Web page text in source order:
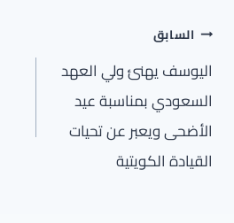
تصفّح
المقالات
السابق
اليوسف يهنئ ولي العهد
السعودي بمناسبة عيد
الأضحى ويعبر عن تحيات
القيادة الكويتية